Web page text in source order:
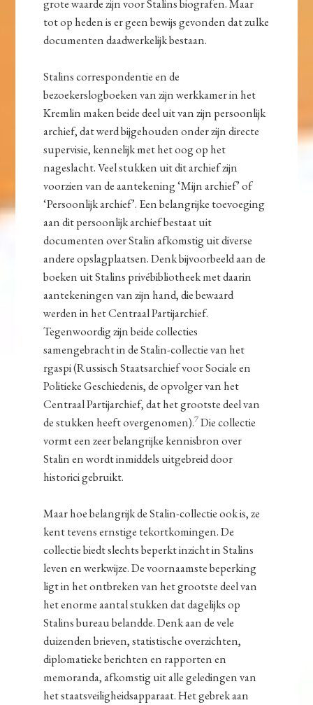
grote waarde zijn voor Stalins biografen. Maar
tot op heden is er geen bewijs gevonden dat zulke
documenten daadwerkelijk bestaan.
Stalins correspondentie en de
bezoekerslogboeken van zijn werkkamer in het
Kremlin maken beide deel uit van zijn persoonlijk
archief, dat werd bijgehouden onder zijn directe
supervisie, kennelijk met het oog op het
nageslacht. Veel stukken uit dit archief zijn
voorzien van de aantekening ‘Mijn archief’ of
‘Persoonlijk archief’. Een belangrijke toevoeging
aan dit persoonlijk archief bestaat uit
documenten over Stalin afkomstig uit diverse
andere opslagplaatsen. Denk bijvoorbeeld aan de
boeken uit Stalins privébibliotheek met daarin
aantekeningen van zijn hand, die bewaard
werden in het Centraal Partijarchief.
Tegenwoordig zijn beide collecties
samengebracht in de Stalin-collectie van het
rgaspi (Russisch Staatsarchief voor Sociale en
Politieke Geschiedenis, de opvolger van het
Centraal Partijarchief, dat het grootste deel van
de stukken heeft overgenomen).7Die collectie
vormt een zeer belangrijke kennisbron over
Stalin en wordt inmiddels uitgebreid door
historici gebruikt.
Maar hoe belangrijk de Stalin-collectie ook is, ze
kent tevens ernstige tekortkomingen. De
collectie biedt slechts beperkt inzicht in Stalins
leven en werkwijze. De voornaamste beperking
ligt in het ontbreken van het grootste deel van
het enorme aantal stukken dat dagelijks op
Stalins bureau belandde. Denk aan de vele
duizenden brieven, statistische overzichten,
diplomatieke berichten en rapporten en
memoranda, afkomstig uit alle geledingen van
het staatsveiligheidsapparaat. Het gebrek aan